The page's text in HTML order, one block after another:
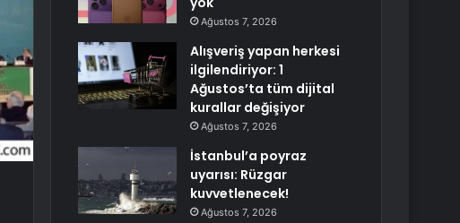
Ağustos 7, 2026
Alışveriş yapan herkesi
ilgilendiriyor: 1
Ağustos’ta tüm dijital
kurallar değişiyor
Ağustos 7, 2026
İstanbul’a poyraz
uyarısı: Rüzgar
kuvvetlenecek!
Ağustos 7, 2026